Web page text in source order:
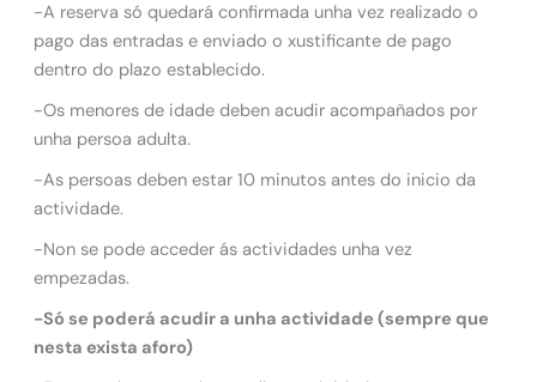
-A reserva só quedará confirmada unha vez realizado o
pago das entradas e enviado o xustificante de pago
dentro do plazo establecido.
-Os menores de idade deben acudir acompañados por
unha persoa adulta.
-As persoas deben estar 10 minutos antes do inicio da
actividade.
-Non se pode acceder ás actividades unha vez
empezadas.
-Só se poderá acudir a unha actividade (sempre que
nesta exista aforo)